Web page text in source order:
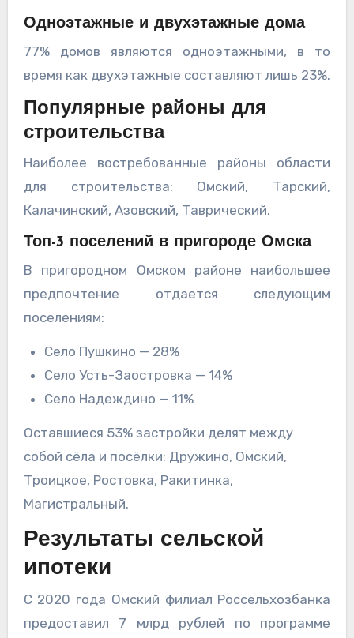
Одноэтажные и двухэтажные дома
77% домов являются одноэтажными, в то
время как двухэтажные составляют лишь 23%.
Популярные районы для
строительства
Наиболее востребованные районы области
для строительства: Омский, Тарский,
Калачинский, Азовский, Таврический.
Топ-3 поселений в пригороде Омска
В пригородном Омском районе наибольшее
предпочтение отдается следующим
поселениям:
Село Пушкино — 28%
Село Усть-Заостровка — 14%
Село Надеждино — 11%
Оставшиеся 53% застройки делят между
собой сёла и посёлки: Дружино, Омский,
Троицкое, Ростовка, Ракитинка,
Магистральный.
Результаты сельской
ипотеки
С 2020 года Омский филиал Россельхозбанка
предоставил 7 млрд рублей по программе